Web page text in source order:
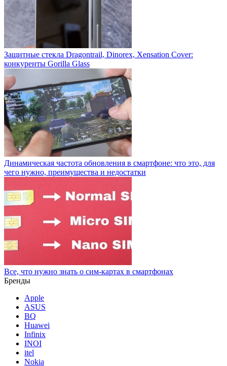
Защитные стекла Dragontrail, Dinorex, Xensation Cover:
конкуренты Gorilla Glass
Динамическая частота обновления в смартфоне: что это, для
чего нужно, преимущества и недостатки
Все, что нужно знать о сим-картах в смартфонах
Бренды
Apple
ASUS
BQ
Huawei
Infinix
INOI
itel
Nokia